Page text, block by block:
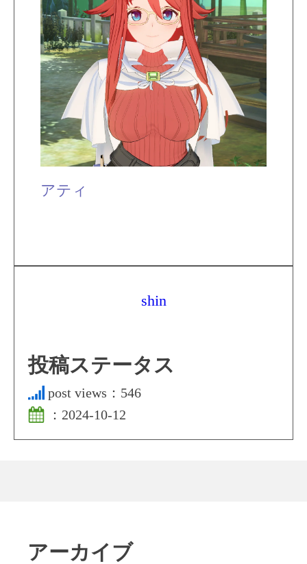
アティ
shin
投稿ステータス
post views： 546
： 2024-10-12
アーカイブ